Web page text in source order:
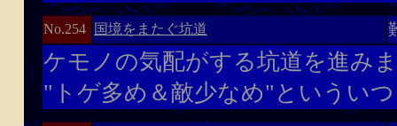
No.254 国境をまたぐ坑道
ケモノの気配がする坑道を進み
"トゲ多め＆敵少なめ"というい